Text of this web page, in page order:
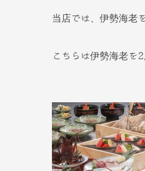
当店では、伊勢海老
こちらは伊勢海老を